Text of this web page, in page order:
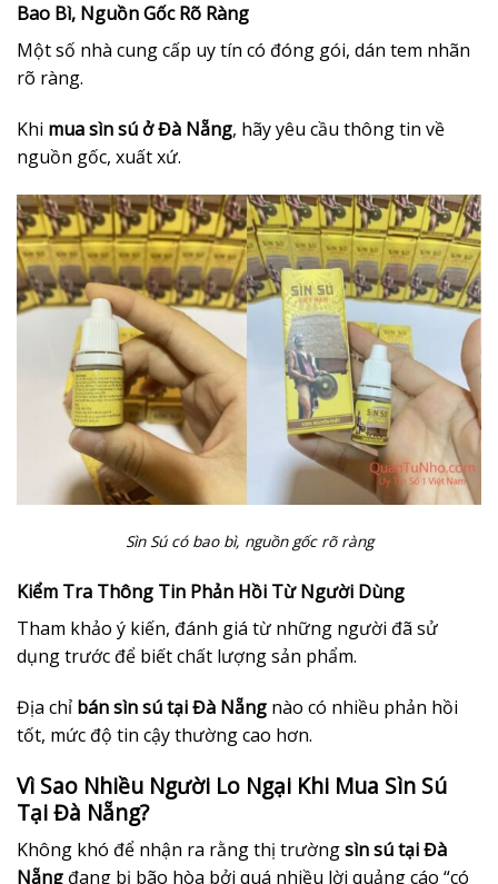
Bao Bì, Nguồn Gốc Rõ Ràng
Một số nhà cung cấp uy tín có đóng gói, dán tem nhãn
rõ ràng.
Khi mua sìn sú ở Đà Nẵng, hãy yêu cầu thông tin về
nguồn gốc, xuất xứ.
Sìn Sú có bao bì, nguồn gốc rõ ràng
Kiểm Tra Thông Tin Phản Hồi Từ Người Dùng
Tham khảo ý kiến, đánh giá từ những người đã sử
dụng trước để biết chất lượng sản phẩm.
Địa chỉ bán sìn sú tại Đà Nẵng nào có nhiều phản hồi
tốt, mức độ tin cậy thường cao hơn.
Vì Sao Nhiều Người Lo Ngại Khi Mua Sìn Sú
Tại Đà Nẵng?
Không khó để nhận ra rằng thị trườngsìn sú tại Đà
Nẵng đang bị bão hòa bởi quá nhiều lời quảng cáo “có